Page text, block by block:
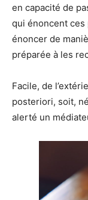
en capacité de
qui énoncent ces
énoncer de
préparée à les
Facile, de
posteriori, soit,
alerté un